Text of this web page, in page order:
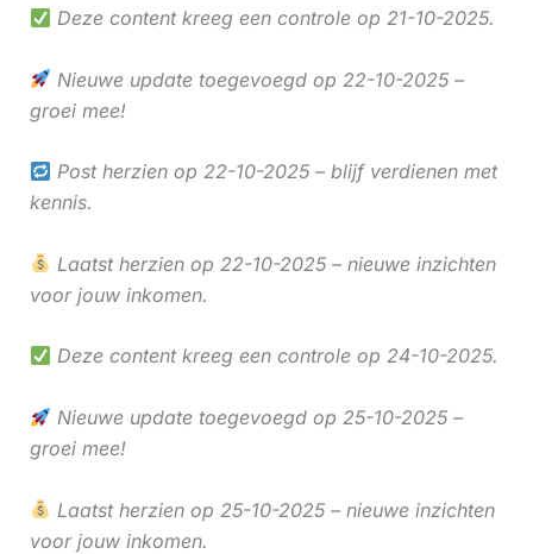
Deze content kreeg een controle op 21-10-2025.
Nieuwe update toegevoegd op 22-10-2025 –
groei mee!
Post herzien op 22-10-2025 – blijf verdienen met
kennis.
Laatst herzien op 22-10-2025 – nieuwe inzichten
voor jouw inkomen.
Deze content kreeg een controle op 24-10-2025.
Nieuwe update toegevoegd op 25-10-2025 –
groei mee!
Laatst herzien op 25-10-2025 – nieuwe inzichten
voor jouw inkomen.